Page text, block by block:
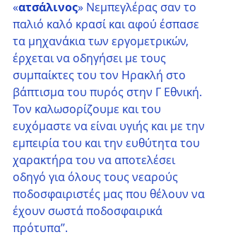
«ατσάλινος» Νεμπεγλέρας σαν το
παλιό καλό κρασί και αφού έσπασε
τα μηχανάκια των εργομετρικών,
έρχεται να οδηγήσει με τους
συμπαίκτες του τον Ηρακλή στο
βάπτισμα του πυρός στην Γ Εθνική.
Τον καλωσορίζουμε και του
ευχόμαστε να είναι υγιής και με την
εμπειρία του και την ευθύτητα του
χαρακτήρα του να αποτελέσει
οδηγό για όλους τους νεαρούς
ποδοσφαιριστές μας που θέλουν να
έχουν σωστά ποδοσφαιρικά
πρότυπα’’.